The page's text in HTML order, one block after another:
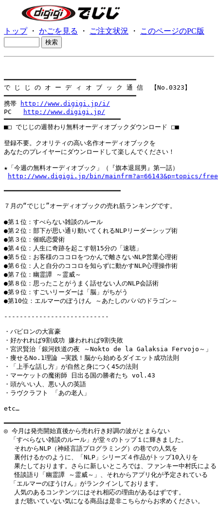
トップ・ かごを見る ・ ご注文状況 ・ このページのPC版
━━━━━━━━━━━━━━━━━━━━━━━━━━━━━━━━━━
で じ じ の オ ー デ ィ オ ブ ッ ク 通 信  【No.0323】
━━━━━━━━━━━━━━━━━━━━━━━━━━━━━━━━━━
携帯
http://www.digigi.jp/i/
PC
http://www.digigi.jp/
━━━━━━━━━━━━━━━━━━━━━━━━━━━━━━
■□ でじじの週替わり無料オーディオブックダウンロード □■
登録不要。クオリティの高い名作オーディオブックを
あなたのプレイヤーにダウンロードして楽しんでください！
★「今週の無料オーディオブック」（『旗本退屈男』第一話）
http://www.digigi.jp/bin/mainfrm?a=66143&p=topics/
━━━━━━━━━━━━━━━━━━━━━━━━━━━━━━
７月の“でじじ”オーディオブックの売れ筋ランキングです。
●第１位：すべらない雑談のルール
●第２位：部下が思い通り動いてくれるNLPリーダーシップ術
●第３位：催眠恋愛術
●第４位：人生に奇跡を起こす朝15分の「速聴」
●第５位：お客様のココロをつかんで離さないNLP営業心理術
●第６位：人と自分のココロを知らずに動かすNLP心理操作術
●第７位：幽霊譚 ～霊威～
●第８位：思ったことがうまく話せない人のNLP会話術
●第９位：すごいリーダーは「脳」がちがう
●第10位：エルマーのぼうけん ～あたしのパパのドラゴン～
---------------------------
・バビロンの大富豪
・好かれれば9割成功 嫌われれば9割失敗
・宮沢賢治「銀河鉄道の夜 ～Nokto de la Galaksia Fervojo～」
・痩せるNo.1理論 ―実践！脳から始めるダイエット成功法則
・「上手な話し方」が自然と身につく45の法則
・マーケットの魔術師 日出る国の勝者たち vol.43
・頭がいい人、悪い人の英語
・ラヴクラフト 「あの老人」
etc…
━━━━━━━━━━━━━━━━━━━━━━━━━━━━━━
◎ 今月は発売開始直後から売れ行き好調の波がとまらない
「すべらない雑談のルール」が堂々のトップ１に輝きました。
それからNLP（神経言語プログラミング）の巷での人気を
裏付けるかのように、「NLP」シリーズ４作品がトップ10入りを
果たしております。さらに新しいところでは、ファンキー中村氏による
怪談語り「幽霊譚 ～霊威～」、それからアプリ化が予定されている
「エルマーのぼうけん」がランクインしております。
人気のあるコンテンツにはそれ相応の理由があるはずです。
まだ聴いていない気になる商品は是非こちらからお求めください。